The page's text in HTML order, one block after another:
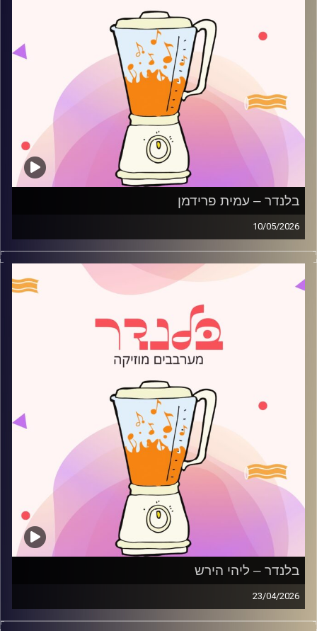
בלנדר – עמית פרידמן
10/05/2026
מוזיקה רגועה לפתוח איתה את הבוקר בהגשת עמית פרידמן
קרדיט תמונות:
AudioVersity
בלנדר – ליהי הירש
23/04/2026
מוזיקה רגועה לפתוח איתה את הבוקר בהגשת ליהי הירש